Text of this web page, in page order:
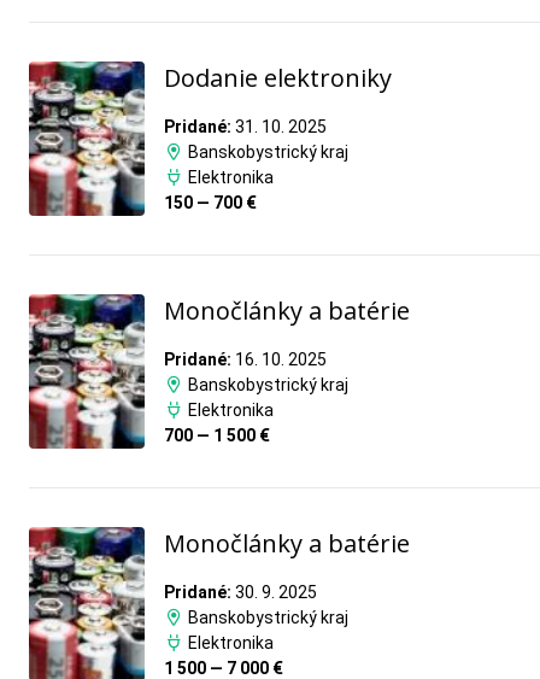
Dodanie elektroniky
Pridané: 31. 10. 2025
Banskobystrický kraj
Elektronika
150 — 700 €
Monočlánky a batérie
Pridané: 16. 10. 2025
Banskobystrický kraj
Elektronika
700 — 1 500 €
Monočlánky a batérie
Pridané: 30. 9. 2025
Banskobystrický kraj
Elektronika
1 500 — 7 000 €